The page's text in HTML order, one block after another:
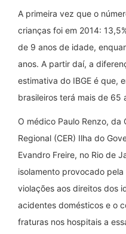
A primeira vez que o
crianças foi em 2014:
de 9 anos de idade,
anos. A partir daí, a
estimativa do IBGE é que,
brasileiros terá mais de 65
O médico Paulo Renzo, da
Regional (CER) Ilha do
Evandro Freire, no Rio de
isolamento provocado
violações aos direitos dos
acidentes domésticos e o
fraturas nos hospitais a